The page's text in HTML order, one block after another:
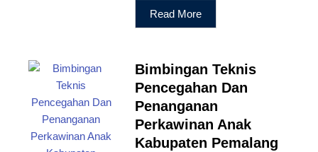
Read More
Bimbingan Teknis
Pencegahan Dan
Penanganan
Perkawinan Anak
Kabupaten Pemalang